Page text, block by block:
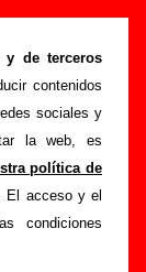
y de terceros
contenidos
sociales y
la web, es
política de
El acceso y el
condiciones
(CD / LP
de información
to The Kinks”
del listado de
mostrarán en